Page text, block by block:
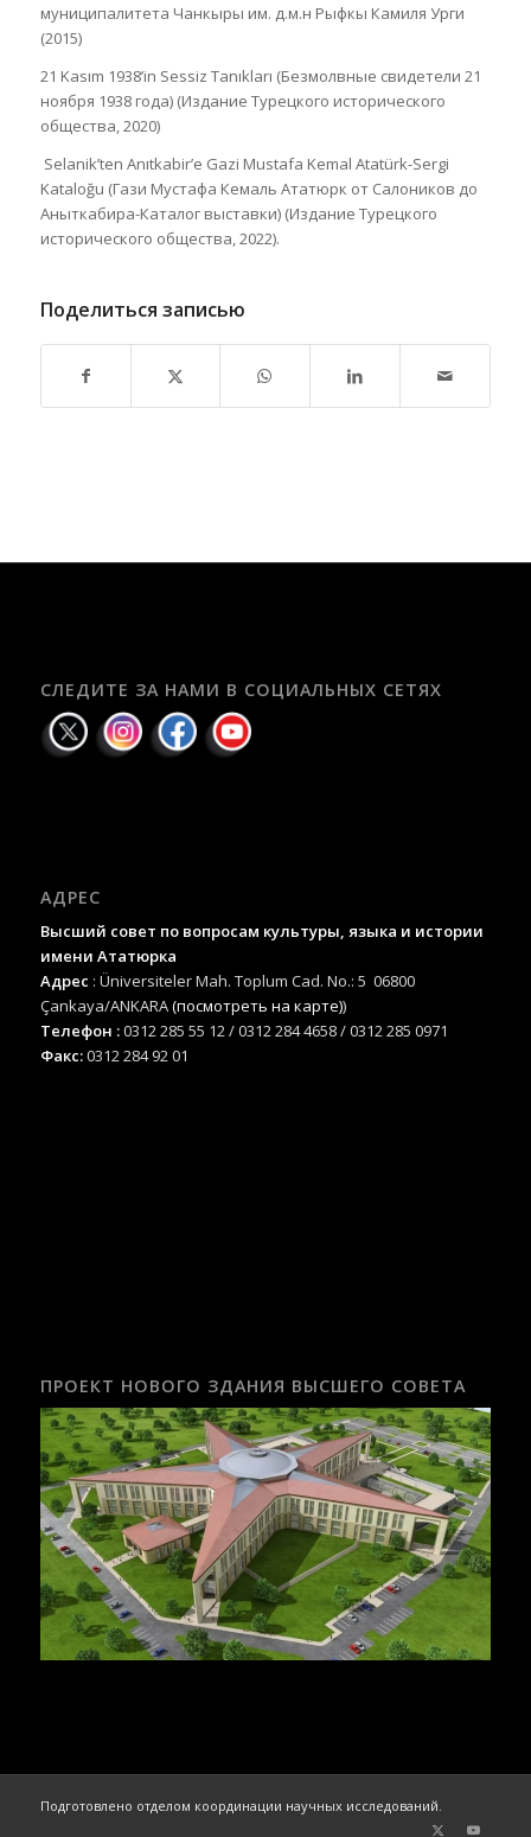
муниципалитета Чанкыры им. д.м.н Рыфкы Камиля Урги
(2015)
21 Kasım 1938’in Sessiz Tanıkları (Безмолвные свидетели 21
ноября 1938 года) (Издание Турецкого исторического
общества, 2020)
Selanik’ten Anıtkabir’e Gazi Mustafa Kemal Atatürk-Sergi
Kataloğu (Гази Мустафа Кемаль Ататюрк от Салоников до
Аныткабира-Каталог выставки) (Издание Турецкого
исторического общества, 2022).
Поделиться записью
СЛЕДИТЕ ЗА НАМИ В СОЦИАЛЬНЫХ СЕТЯХ
АДРЕС
Высший совет по вопросам культуры, языка и истории
имени Ататюрка
Адрес : Üniversiteler Mah. Toplum Cad. No.: 5 06800
Çankaya/ANKARA(посмотреть на карте))
Телефон :0312 285 55 12 / 0312 284 4658 / 0312 285 0971
Факс:0312 284 92 01
ПРОЕКТ НОВОГО ЗДАНИЯ ВЫСШЕГО СОВЕТА
Подготовлено отделом координации научных исследований.